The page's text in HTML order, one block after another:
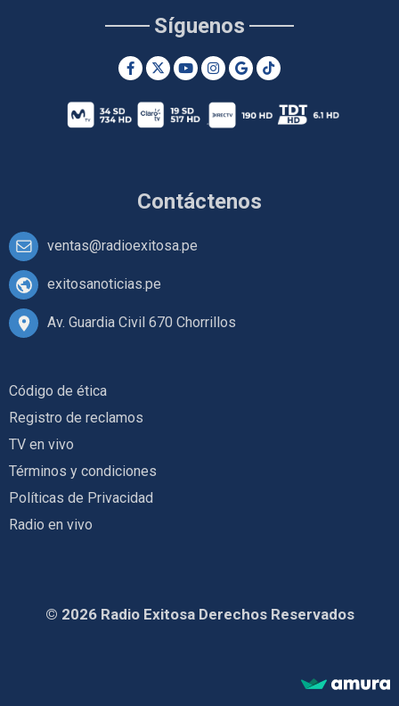
Contáctenos
ventas@radioexitosa.pe
exitosanoticias.pe
Av. Guardia Civil 670 Chorrillos
Síguenos
Código de ética
Registro de reclamos
TV en vivo
Términos y condiciones
Políticas de Privacidad
Radio en vivo
© 2026 Radio Exitosa Derechos Reservados